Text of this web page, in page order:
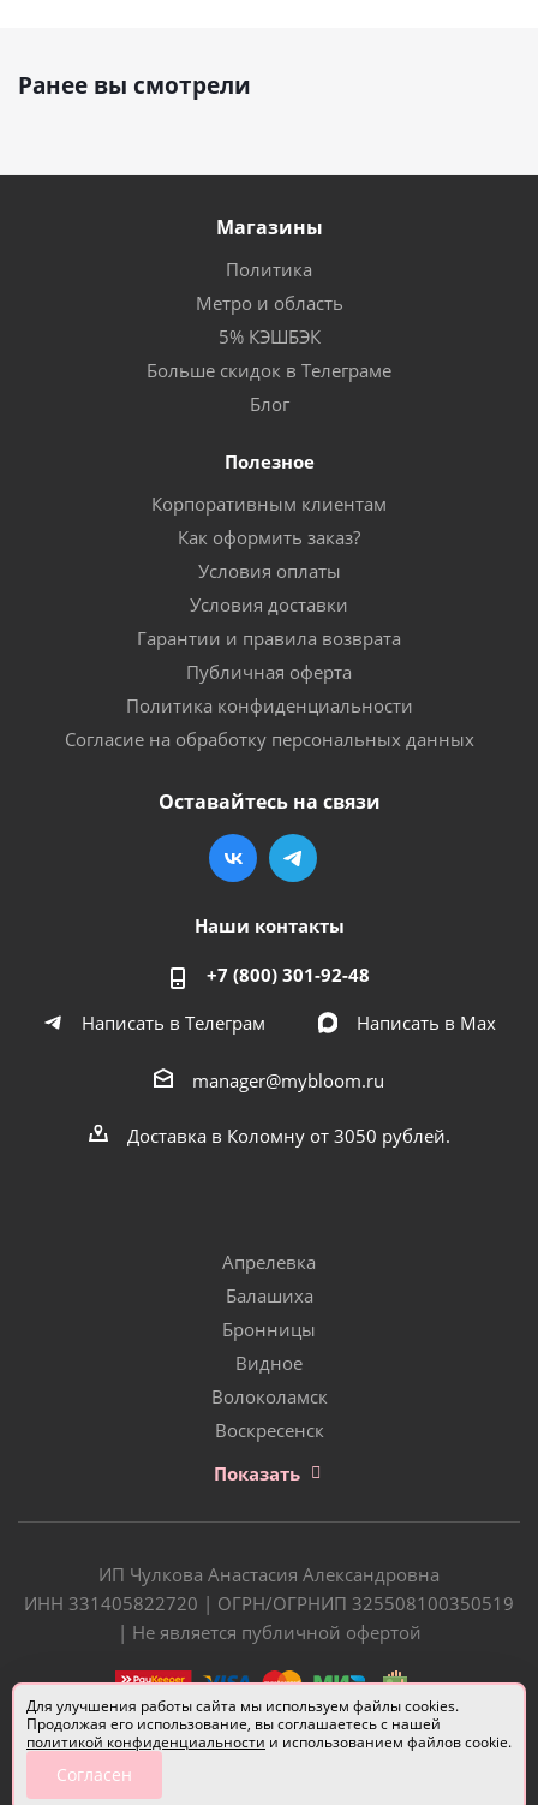
Ранее вы смотрели
Магазины
Политика
Метро и область
5% КЭШБЭК
Больше скидок в Телеграме
Блог
Полезное
Корпоративным клиентам
Как оформить заказ?
Условия оплаты
Условия доставки
Гарантии и правила возврата
Публичная оферта
Политика конфиденциальности
Согласие на обработку персональных данных
Оставайтесь на связи
Наши контакты
+7 (800) 301-92-48
Написать в Телеграм
Написать в Мах
manager@mybloom.ru
Доставка в Коломну от 3050 рублей.
Апрелевка
Балашиха
Бронницы
Видное
Волоколамск
Воскресенск
Показать
ИП Чулкова Анастасия Александровна
ИНН 331405822720 | ОГРН/ОГРНИП 325508100350519
| Не является публичной офертой
Разработчик сайта —
Для улучшения работы сайта мы используем файлы cookies.
Продолжая его использование, вы соглашаетесь с нашей
политикой конфиденциальности и использованием файлов cookie.
Согласен